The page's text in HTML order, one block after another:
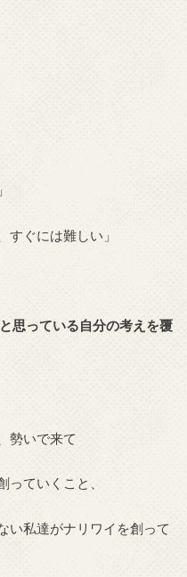
すぐには難しい」
思っている自分の考えを覆
勢いで来て
ていくこと、
い私達がナリワイを創って